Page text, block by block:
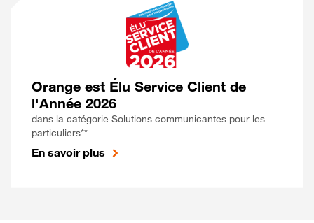
Orange est Élu Service Client de
l'Année 2026
dans la catégorie Solutions communicantes pour les
particuliers**
En savoir plus